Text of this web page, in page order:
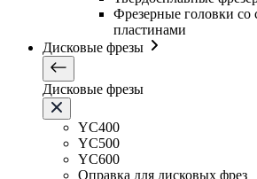
Фрезерные головки
пластинами
Дисковые фрезы
Дисковые фрезы
YC400
YC500
YC600
Оправка для дисковых фрез